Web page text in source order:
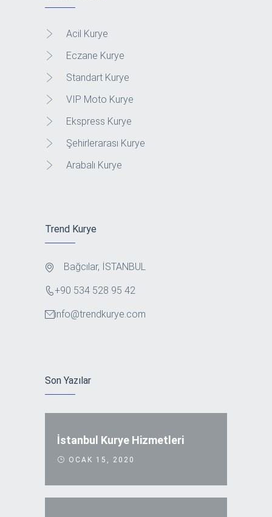
Acil Kurye
Eczane Kurye
Standart Kurye
VIP Moto Kurye
Ekspress Kurye
Şehirlerarası Kurye
Arabalı Kurye
Trend Kurye
Bağcılar, İSTANBUL
+90 534 528 95 42
info@trendkurye.com
Son Yazılar
İstanbul Kurye Hizmetleri
OCAK 15, 2020